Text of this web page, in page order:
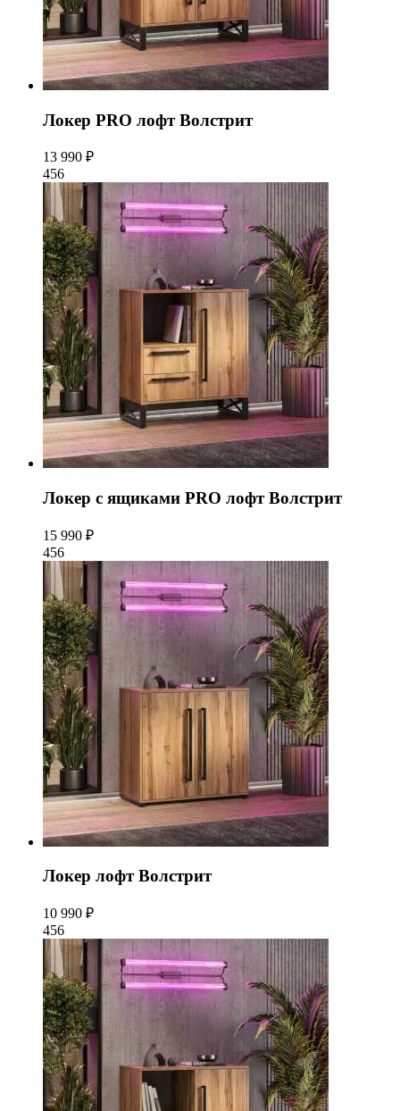
Локер PRO лофт Волстрит
13 990 ₽
456
Локер с ящиками PRO лофт Волстрит
15 990 ₽
456
Локер лофт Волстрит
10 990 ₽
456